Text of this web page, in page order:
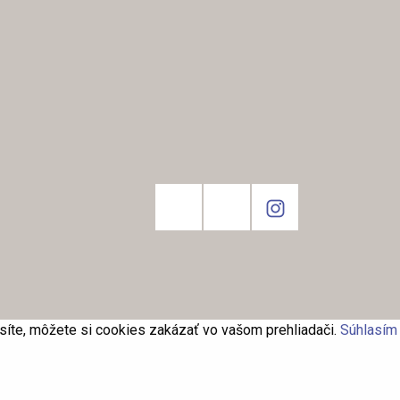
môžete si cookies zakázať vo vašom prehliadači. Súhlasím